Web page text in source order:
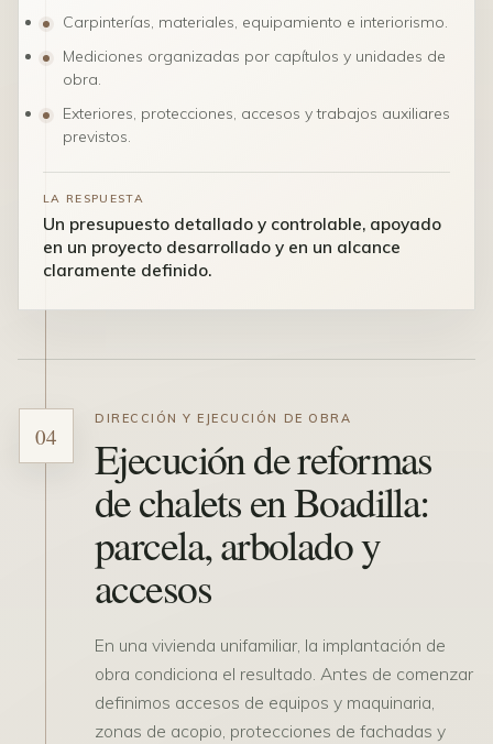
Carpinterías, materiales, equipamiento e interiorismo.
Mediciones organizadas por capítulos y unidades de
obra.
Exteriores, protecciones, accesos y trabajos auxiliares
previstos.
LA RESPUESTA
Un presupuesto detallado y controlable, apoyado
en un proyecto desarrollado y en un alcance
claramente definido.
04
DIRECCIÓN Y EJECUCIÓN DE OBRA
Ejecución de reformas
de chalets en Boadilla:
parcela, arbolado y
accesos
En una vivienda unifamiliar, la implantación de
obra condiciona el resultado. Antes de comenzar
definimos accesos de equipos y maquinaria,
zonas de acopio, protecciones de fachadas y